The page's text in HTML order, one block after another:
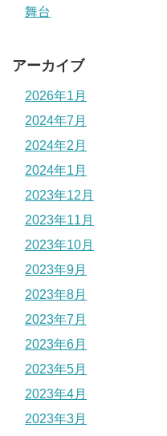
舞台
アーカイブ
2026年1月
2024年7月
2024年2月
2024年1月
2023年12月
2023年11月
2023年10月
2023年9月
2023年8月
2023年7月
2023年6月
2023年5月
2023年4月
2023年3月